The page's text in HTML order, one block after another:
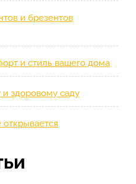
и брезентов
и стиль вашего дома
здоровому саду